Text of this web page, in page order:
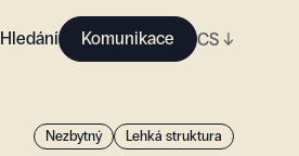
Hledání Komunikace CS ↓
Nezbytný Lehká struktura